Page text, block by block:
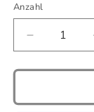
Anzahl
Verringere
die
Menge